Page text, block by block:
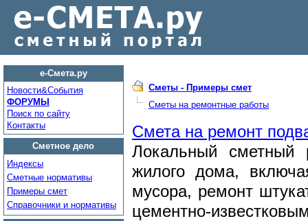
е-Смета.ру
Новости&Cобытия
ФОРУМЫ
Поиск по сайту
Контакты
Сметное дело
Индексы
Сметные нормативы
Примеры смет
Справочники и нормативы
Сметы - Примеры смет
Сметы на ремонтные работы
Смета на ремонт
Локальный сметный
жилого дома,
мусора, ремонт
цементно-